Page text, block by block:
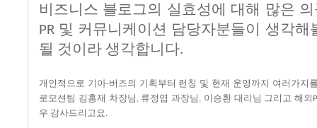
비즈니스 블로그의 실효성에 대해 많은
PR 및 커뮤니케이션 담당자분들이
생각해
될 것이라 생각합니다.
개인적으로 기아-버즈의 기획부터 런칭 및 현재 운영까지 여러가지
로모션팀 김홍재 차장님 , 류정엽 과장님 , 이승환 대리님 그리고 해외
우 감사드리고요 .